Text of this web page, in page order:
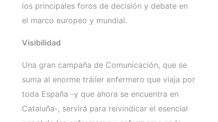
los principales foros de decisión y debate en
el marco europeo y mundial.
Visibilidad
Una gran campaña de Comunicación, que se
suma al enorme tráiler enfermero que viaja por
toda España -y que ahora se encuentra en
Cataluña-, servirá para reivindicar el esencial